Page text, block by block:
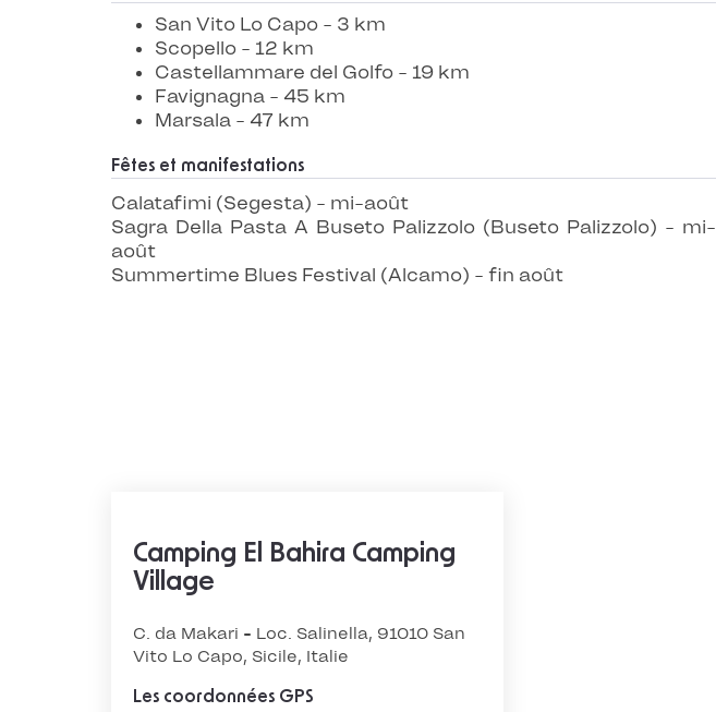
San Vito Lo Capo - 3 km
Scopello - 12 km
Castellammare del Golfo - 19 km
Favignagna - 45 km
Marsala - 47 km
Fêtes et manifestations
Calatafimi (Segesta) - mi-août
Sagra Della Pasta A Buseto Palizzolo (Buseto Palizzolo) - mi-
août
Summertime Blues Festival (Alcamo) - fin août
Camping El Bahira Camping
Village
C. da Makari - Loc. Salinella, 91010 San
Vito Lo Capo, Sicile, Italie
Les coordonnées GPS